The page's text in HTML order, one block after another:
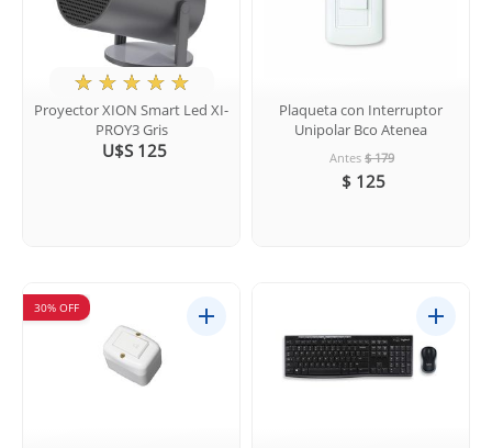
★ ☆ ☆ ☆ ☆
Proyector XION Smart Led XI-
PROY3 Gris
U$S 125
Plaqueta con Interruptor
Unipolar Bco Atenea
Antes $ 179
$ 125
30% OFF